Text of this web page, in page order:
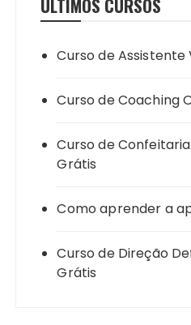
ÚLTIMOS CURSOS
Curso de
Curso de Coaching
Curso de
Grátis
Como aprender a
Curso de Direção
Grátis